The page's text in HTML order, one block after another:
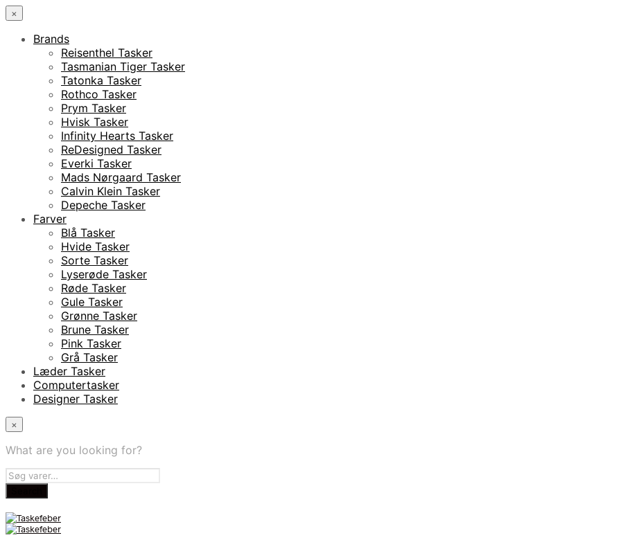
×
Brands
Reisenthel Tasker
Tasmanian Tiger Tasker
Tatonka Tasker
Rothco Tasker
Prym Tasker
Hvisk Tasker
Infinity Hearts Tasker
ReDesigned Tasker
Everki Tasker
Mads Nørgaard Tasker
Calvin Klein Tasker
Depeche Tasker
Farver
Blå Tasker
Hvide Tasker
Sorte Tasker
Lyserøde Tasker
Røde Tasker
Gule Tasker
Grønne Tasker
Brune Tasker
Pink Tasker
Grå Tasker
Læder Tasker
Computertasker
Designer Tasker
×
What are you looking for?